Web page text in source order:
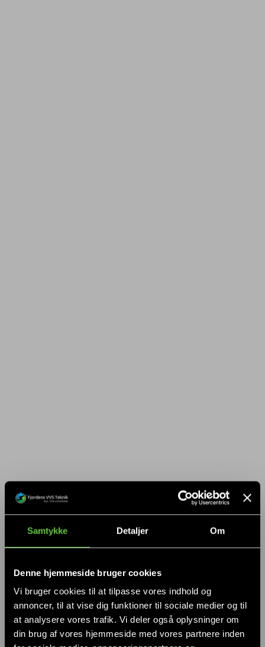
Samtykke Detaljer Om
Denne hjemmeside bruger cookies
Vi bruger cookies til at tilpasse vores indhold og
annoncer, til at vise dig funktioner til sociale medier og til
at analysere vores trafik. Vi deler også oplysninger om
din brug af vores hjemmeside med vores partnere inden